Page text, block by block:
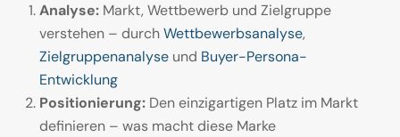
Analyse: Markt, Wettbewerb und Zielgruppe
verstehen – durchWettbewerbsanalyse,
Zielgruppenanalyse und Buyer-Persona-
Entwicklung
Positionierung: Den einzigartigen Platz im Markt
definieren – was macht diese Marke